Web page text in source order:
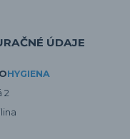
ÚDAJE
HYGIENA
2